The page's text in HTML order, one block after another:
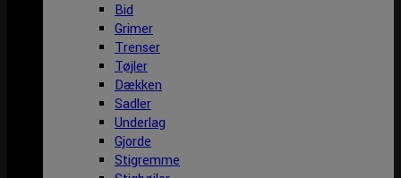
Bid
Grimer
Trenser
Tøjler
Dækken
Sadler
Underlag
Gjorde
Stigremme